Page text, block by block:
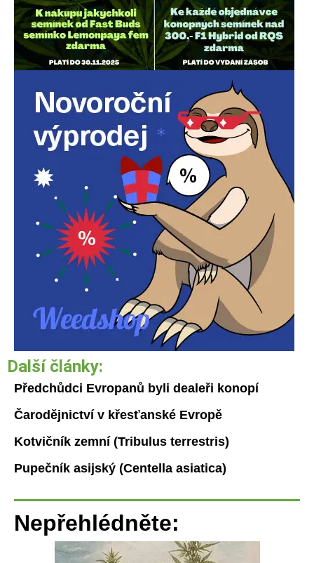
Další články:
Předchůdci Evropanů byli dealeři konopí
Čarodějnictví v křesťanské Evropě
Kotvičník zemní (Tribulus terrestris)
Pupečník asijský (Centella asiatica)
Nepřehlédněte: